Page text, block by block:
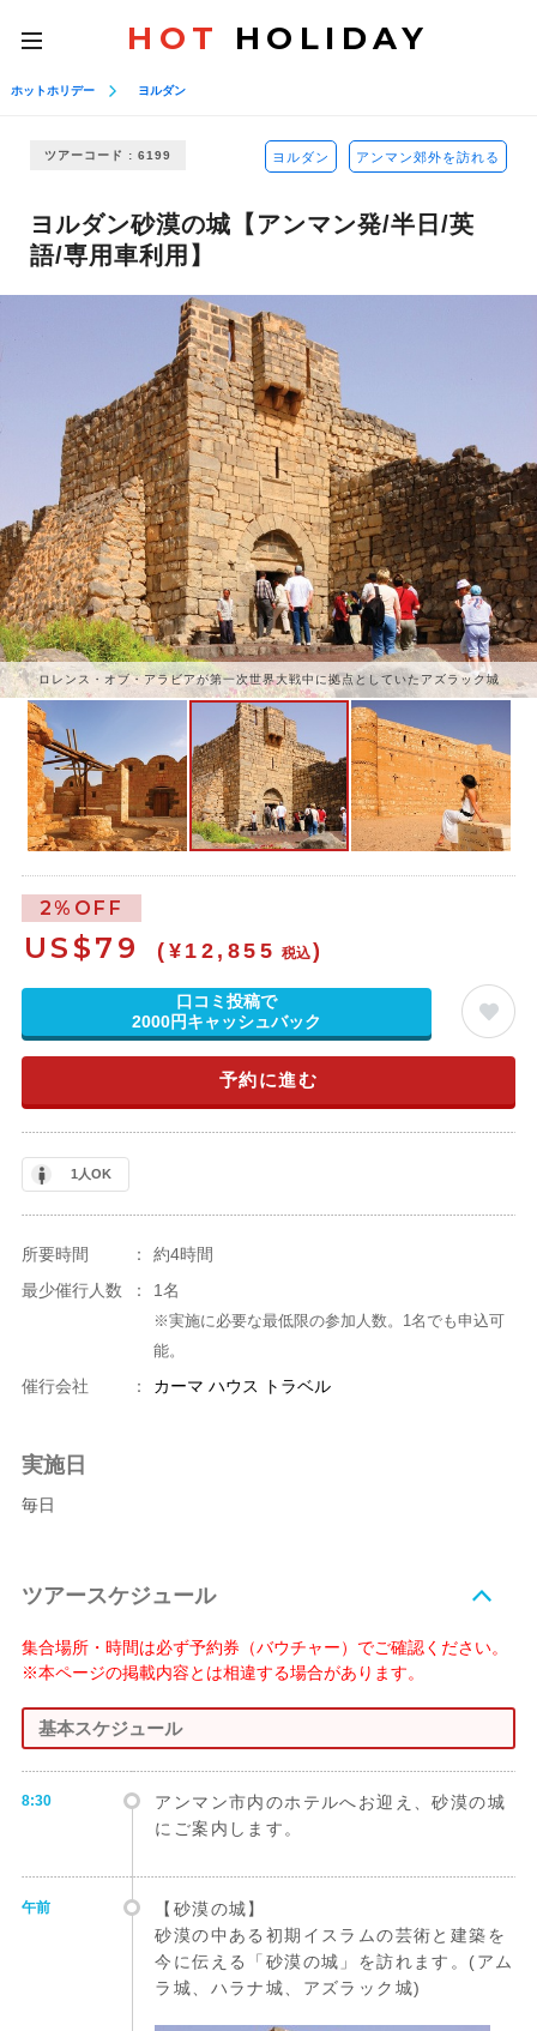
toggle
navigation
HOT HOLIDAY
ホットホリデー ヨルダン
ツアーコード : 6199 ヨルダン アンマン郊外を訪れる
ヨルダン砂漠の城【アンマン発/半日/英
語/専用車利用】
ロレンス・オブ・アラビアが第一次世界大戦中に拠点としていたアズラック城
2%OFF
US$79 (¥12,855 税込)
口コミ投稿で
2000円キャッシュバック
予約に進む
1人OK
所要時間 ：
約4時間
最少催行人数
： 1名
※実施に必要な最低限の参加人数。1名でも申込可
能。
催行会社 ： カーマ ハウス トラベル
実施日
毎日
ツアースケジュール
集合場所・時間は必ず予約券（バウチャー）でご確認ください。
※本ページの掲載内容とは相違する場合があります。
基本スケジュール
8:30
アンマン市内のホテルへお迎え、砂漠の城
にご案内します。
午前
【砂漠の城】
砂漠の中ある初期イスラムの芸術と建築を
今に伝える「砂漠の城」を訪れます。(アム
ラ城、ハラナ城、アズラック城)